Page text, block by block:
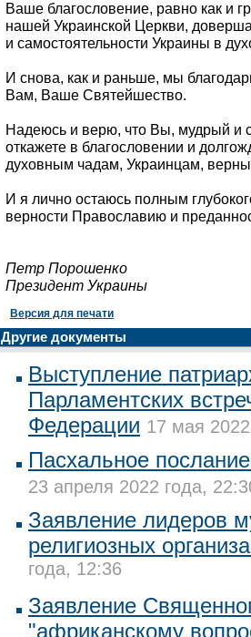
Ваше благословение, равно как и
нашей Украинской Церкви,
и самостоятельности Украины в
И снова, как и раньше, мы
Вам, Ваше Святейшество.
Надеюсь и верю, что Вы, мудрый и
откажете в благословении и
духовным чадам, Украинцам,
И я лично остаюсь полным
верности Православию и
Петр Порошенко
Президент Украины
Версия для печати
Другие документы
Выступление
Парламентских
Федерации 17 мая
Пасхальное
23 апреля 2022 года,
Заявление лидеров
религиозных
года, 12:36
Заявление
"африканскому